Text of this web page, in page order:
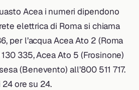
Acea i numeri dipendono
elettrica di Roma si chiama
per l’acqua Acea Ato 2 (Roma
335, Acea Ato 5 (Frosinone)
(Benevento) all’800 511 717.
ore su 24.